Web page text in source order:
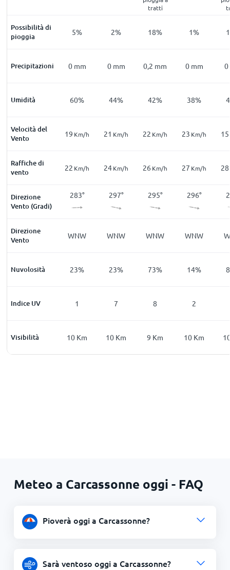
tratti
Possibilità di
pioggia9% 5% 2% 18% 1%
Precipitazioni
0mm 0 mm 0 mm 0,2 mm 0 mm 0
Umidità
76 60% 44% 42% 38%
Velocità del
Vento12Km/h 19 Km/h 21 Km/h 22 Km/h 23 Km/h 15
Raffiche di
vento
h 24Km/h 22 Km/h 24Km/h 26 Km/h 27 Km/h 28
Direzione
Vento (Gradi)
282 283° 297° 295° 296°
Direzione
VentoWNW WNW WNW WNW WNW
Nuvolosità
20% 23% 23% 73% 14%
Indice UV
0 1 7 8 2
Visibilità
10Km 10 Km 10 Km 9 Km 10 Km
Meteo a Carcassonne oggi - FAQ
Pioverà oggi a Carcassonne?
Sarà ventoso oggi a Carcassonne?